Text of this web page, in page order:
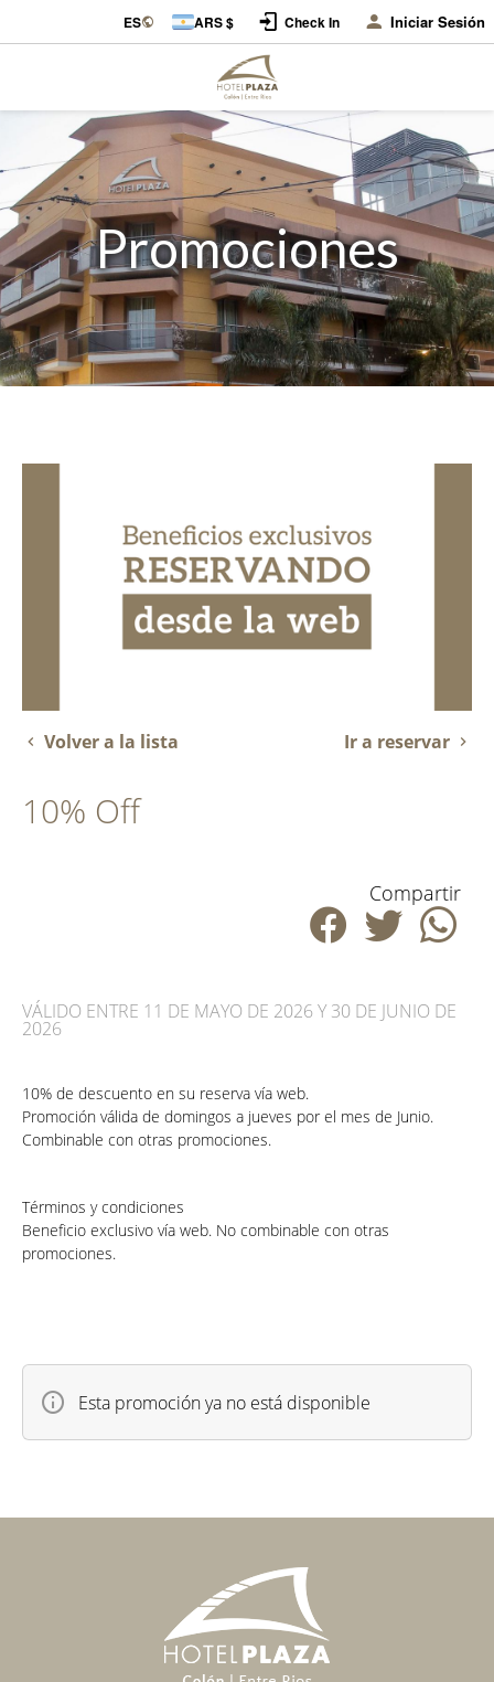
ES ARS $ Check In Iniciar Sesión
Promociones
Volver a la lista Ir a reservar
10% Off
Compartir
VÁLIDO ENTRE 11 DE MAYO DE 2026 Y 30 DE JUNIO DE
2026
10% de descuento en su reserva vía web.
Promoción válida de domingos a jueves por el mes de Junio.
Combinable con otras promociones.
Términos y condiciones
Beneficio exclusivo vía web. No combinable con otras
promociones.
Esta promoción ya no está disponible